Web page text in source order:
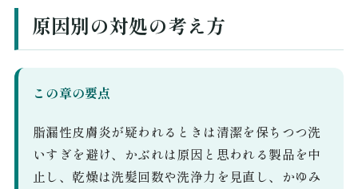
原因別の対処の考え方
この章の要点
脂漏性皮膚炎が疑われるときは清潔を保ちつつ洗
いすぎを避け、かぶれは原因と思われる製品を中
止し、乾燥は洗髪回数や洗浄力を見直し、かゆみ